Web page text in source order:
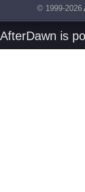
© 1999-2026
AfterDawn is